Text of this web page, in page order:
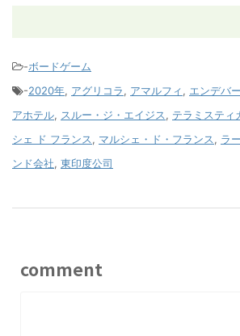
-ボードゲーム
-2020年, アグリコラ, アマルフィ, エンデバー
アホテル, スルー・ジ・エイジス, テラミスティ
シェ ド フランス, マルシェ・ド・フランス, ラ
ンド会社, 東印度公司
comment